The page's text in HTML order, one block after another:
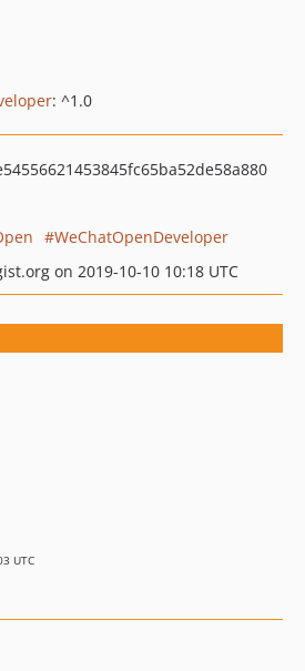
: ^1.0
WeChatOpenDeveloper
on 2019-10-10 10:18 UTC
UTC